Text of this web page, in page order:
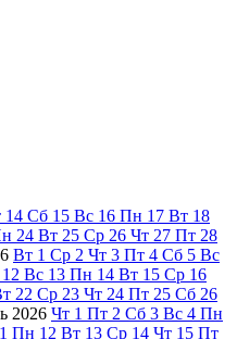
14 Сб 15 Вс 16 Пн 17 Вт 18
24 Вт 25 Ср 26 Чт 27 Пт 28
Вт 1 Ср 2 Чт 3 Пт 4 Сб 5 Вс
12 Вс 13 Пн 14 Вт 15 Ср 16
22 Ср 23 Чт 24 Пт 25 Сб 26
2026 Чт 1 Пт 2 Сб 3 Вс 4 Пн
Пн 12 Вт 13 Ср 14 Чт 15 Пт